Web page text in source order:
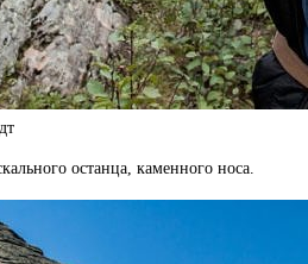
останца, каменного носа.